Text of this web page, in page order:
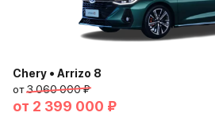
Chery • Arrizo 8
от3 060 000 ₽
от 2 399 000 ₽